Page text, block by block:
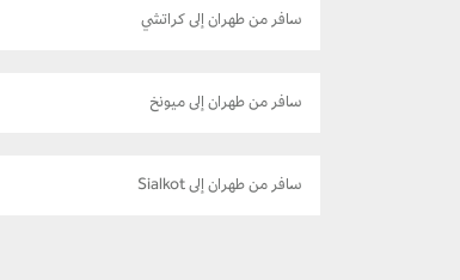
سافر من طهران إلى كراتشي
سافر من طهران إلى ميونخ
سافر من طهران إلى Sialkot